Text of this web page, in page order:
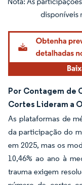
Imagem © Mordor
Por Contagem de
Cortes Lideram a
As plataformas de
da participação do
em 2025, mas os
10,46% ao ano à
trauma exigem